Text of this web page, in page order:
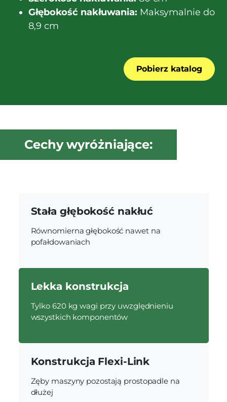
Głębokość nakłuwania: Maksymalnie do
8,9 cm
Pobierz katalog
Cechy wyróżniające:
Stała głębokość nakłuć
Równomierna głębokość nawet na
pofałdowaniach
Lekka konstrukcja
Tylko 620 kg wagi przy uwzględnieniu
wszystkich komponentów
Konstrukcja Flexi-Link
Zęby maszyny pozostają prostopadle na
dłużej